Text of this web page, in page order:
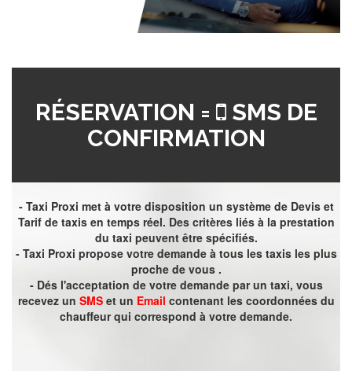
RÉSERVATION =
SMS DE
CONFIRMATION
- Taxi Proxi met à votre disposition un système de Devis et
Tarif de taxis en temps réel. Des critères liés à la prestation
du taxi peuvent être spécifiés.
- Taxi Proxi propose votre demande à tous les taxis les plus
proche de vous .
- Dés l'acceptation de votre demande par un taxi, vous
recevez un SMSet un Email contenant les coordonnées du
chauffeur qui correspond à votre demande.